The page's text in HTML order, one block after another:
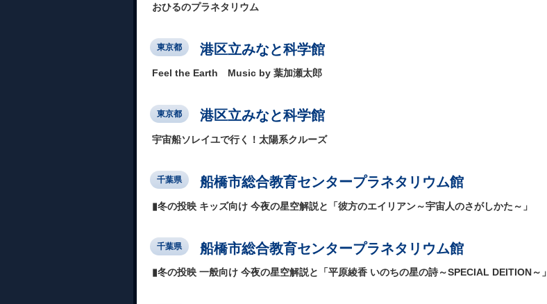
おひるのプラネタリウム
東京都 港区立みなと科学館
Feel the Earth Music by 葉加瀬太郎
東京都 港区立みなと科学館
宇宙船ソレイユで行く！太陽系クルーズ
千葉県 船橋市総合教育センタープラネタリウム館
▮冬の投映 キッズ向け 今夜の星空解説と「彼方のエイリアン～宇宙人のさがしかた～」
千葉県 船橋市総合教育センタープラネタリウム館
▮冬の投映 一般向け 今夜の星空解説と「平原綾香 いのちの星の詩～SPECIAL DEITION～」